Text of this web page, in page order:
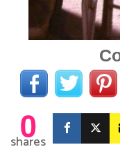
0
shares